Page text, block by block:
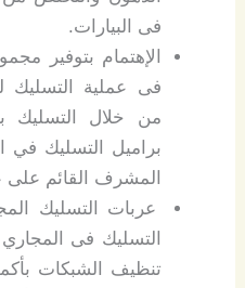
فى البيارات.
الإهتمام بتوفير
فى عملية التسليك
من خلال التسليك
براميل التسليك في
المشرف القائم على
عربات التسليك
التسليك فى
تنظيف الشبكات